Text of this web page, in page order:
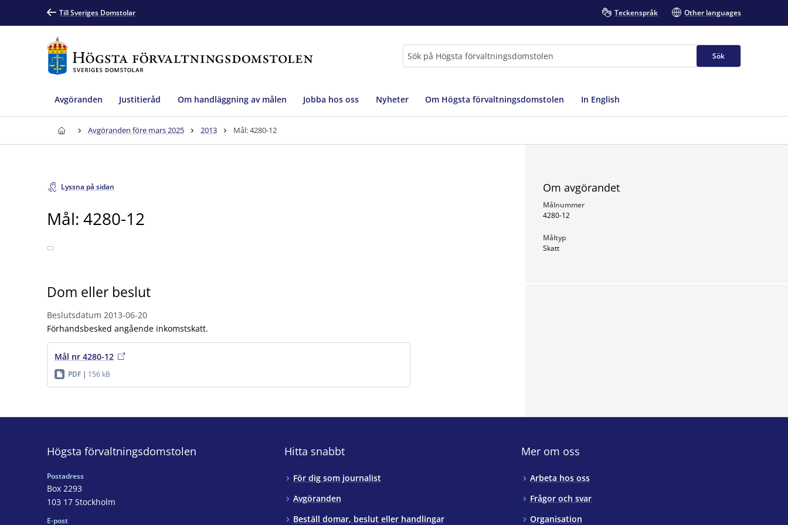
Till Sveriges Domstolar Teckenspråk Other languages
Sök
Avgöranden Justitieråd Om handläggning av målen Jobba hos oss Nyheter Om Högsta förvaltningsdomstolen In English
Avgöranden före mars 2025 2013 Mål: 4280-12
Lyssna på sidan
Mål: 4280-12
Dom eller beslut
Beslutsdatum 2013-06-20
Förhandsbesked angående inkomstskatt.
Mål nr 4280-12
PDF 156 kB
Om avgörandet
Målnummer
4280-12
Måltyp
Skatt
Högsta förvaltningsdomstolen
Postadress
Box 2293
103 17 Stockholm
E-post
Hitta snabbt
För dig som journalist
Avgöranden
Beställ domar, beslut eller handlingar
Mer om oss
Arbeta hos oss
Frågor och svar
Organisation